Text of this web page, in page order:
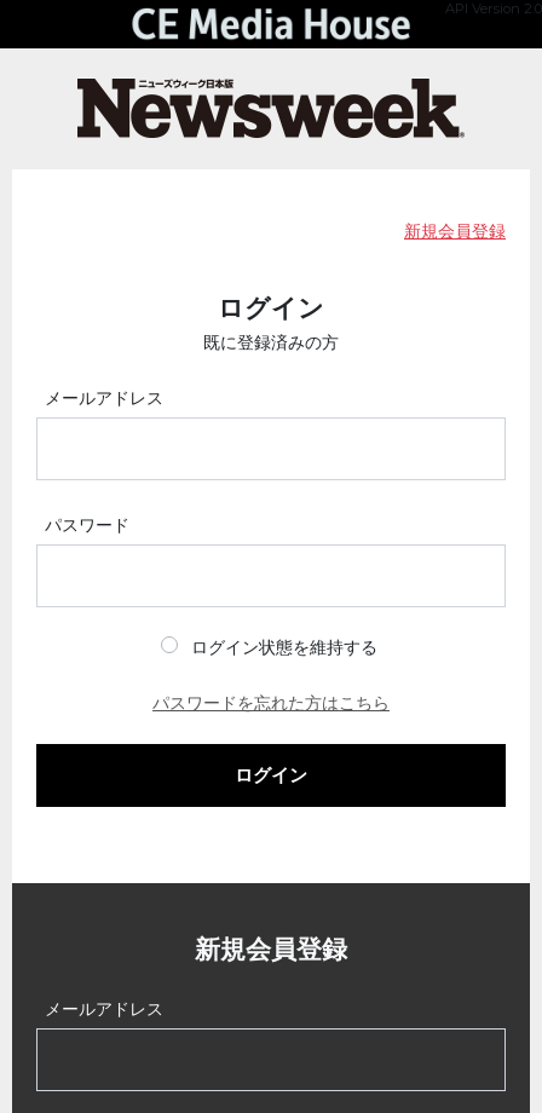
API Version 2.0
新規会員登録
ログイン
既に登録済みの方
メールアドレス
パスワード
ログイン状態を維持する
パスワードを忘れた方はこちら
ログイン
新規会員登録
メールアドレス